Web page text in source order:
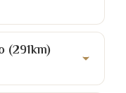
(291km)